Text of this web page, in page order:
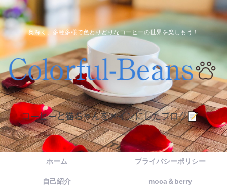
奥深く、多種多様で色とりどりなコーヒーの世界を楽しもう！
ホーム プライバシーポリシー
自己紹介 moca＆berry